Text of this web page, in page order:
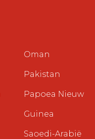
Oman
Pakistan
Papoea Nieuw
Guinea
Saoedi-Arabië